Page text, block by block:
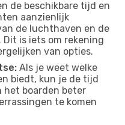
de beschikbare tijd en
aanzienlijk
de luchthaven en de
is iets om rekening
van opties.
Als je weet welke
biedt, kun je de tijd
het boarden beter
te komen